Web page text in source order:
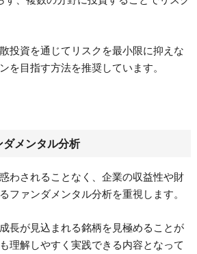
投資を通じてリスクを最小限に抑えな
を目指す方法を推奨しています。
メンタル分析
わされることなく、企業の収益性や財
ファンダメンタル分析を重視します。
長が見込まれる銘柄を見極めることが
理解しやすく実践できる内容となって